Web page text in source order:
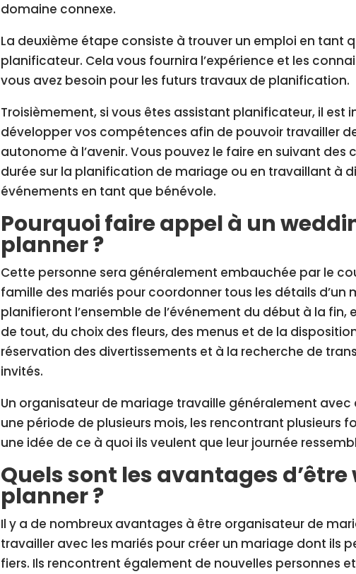
domaine connexe.
La deuxième étape consiste à trouver un emploi en tant
planificateur. Cela vous fournira l’expérience et les
vous avez besoin pour les futurs travaux de planification.
Troisièmement, si vous êtes assistant planificateur, il est
développer vos compétences afin de pouvoir travailler
autonome à l’avenir. Vous pouvez le faire en suivant des
durée sur la planification de mariage ou en travaillant à
événements en tant que bénévole.
Pourquoi faire appel à un
planner ?
Cette personne sera généralement embauchée par le
famille des mariés pour coordonner tous les détails d’un
planifieront l’ensemble de l’événement du début à la fin,
de tout, du choix des fleurs, des menus et de la
réservation des divertissements et à la recherche de
invités.
Un organisateur de mariage travaille généralement avec
une période de plusieurs mois, les rencontrant plusieurs
une idée de ce à quoi ils veulent que leur journée
Quels sont les avantages
planner ?
Il y a de nombreux avantages à être organisateur de
travailler avec les mariés pour créer un mariage dont ils
fiers. Ils rencontrent également de nouvelles personnes